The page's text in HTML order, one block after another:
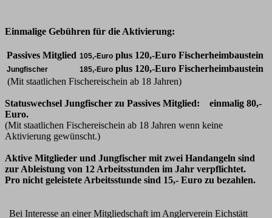
Einmalige Gebühren für die Aktivierung:
Passives Mitglied 105,-Euro plus 120,-Euro Fischerheimbaustein
Jungfischer 185,-Euro plus 120,-Euro Fischerheimbaustein
(Mit staatlichen Fischereischein ab 18 Jahren)
Statuswechsel Jungfischer zu Passives Mitglied: einmalig 80,-
Euro.
(Mit staatlichen Fischereischein ab 18 Jahren wenn keine
Aktivierung gewünscht.)
Aktive Mitglieder und Jungfischer mit zwei Handangeln sind
zur Ableistung von 12 Arbeitsstunden im Jahr verpflichtet.
Pro nicht geleistete Arbeitsstunde sind 15,- Euro zu bezahlen.
Bei Interesse an einer Mitgliedschaft im Anglerverein Eichstätt